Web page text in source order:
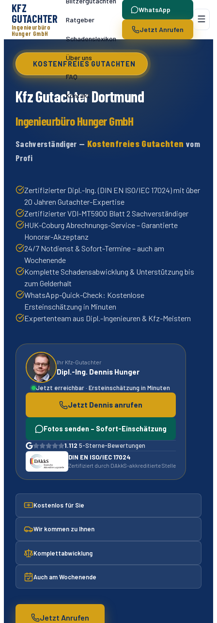
KFZ
GUTACHTER
Ingenieurbüro
Hunger GmbH
Ratgeber
Schadenslexikon
Über uns
FAQ
Kontakt
WhatsApp
Jetzt Anrufen
KOSTENFREIES GUTACHTEN
Kfz GutachterDortmund
Ingenieurbüro Hunger GmbH
Sachverständiger — Kostenfreies Gutachten vom
Profi
Zertifizierter Dipl.-Ing. (DIN EN ISO/IEC 17024) mit über
20 Jahren Gutachter-Expertise
Zertifizierter VDI-MT5900 Blatt 2 Sachverständiger
HUK-Coburg Abrechnungs-Service – Garantierte
Honorar-Akzeptanz
24/7 Notdienst & Sofort-Termine – auch am
Wochenende
Komplette Schadensabwicklung & Unterstützung bis
zum Gelderhalt
WhatsApp-Quick-Check: Kostenlose
Ersteinschätzung in Minuten
Expertenteam aus Dipl.-Ingenieuren & Kfz-Meistern
Ihr Kfz-Gutachter
Dipl.-Ing. Dennis Hunger
Jetzt erreichbar · Ersteinschätzung in Minuten
Jetzt Dennis anrufen
Fotos senden – Sofort-Einschätzung
1.112 5-Sterne-Bewertungen
DIN EN ISO/IEC 17024
Zertifiziert durch DAkkS-akkreditierte Stelle
Kostenlos für Sie
Wir kommen zu Ihnen
Komplettabwicklung
Auch am Wochenende
Jetzt Anrufen